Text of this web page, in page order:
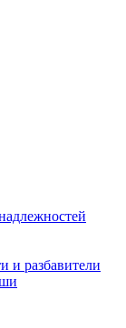
и разбавители